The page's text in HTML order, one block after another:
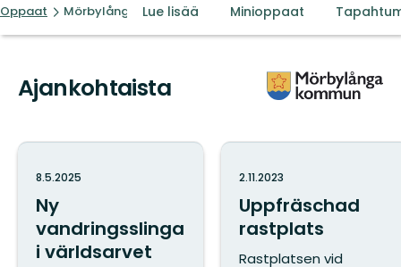
Oppaat Mörbylånga kommun - Öland
Lue lisää Minioppaat
Ajankohtaista
Ny
vandringsslinga
i världsarvet
8.5.2025
Uppfräschad
rastplats
2.11.2023
Rastplatsen vid